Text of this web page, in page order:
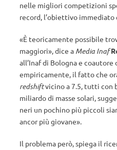
nelle migliori competizioni
record, l’obiettivo immediato
«È teoricamente possibile
maggiori», dice a Media Inaf
all’Inaf di Bologna e
empiricamente, il fatto che
redshiftvicino a 7.5, tutti con
miliardo di masse solari,
neri un pochino più piccoli
ancor più giovane».
Il problema però, spiega il